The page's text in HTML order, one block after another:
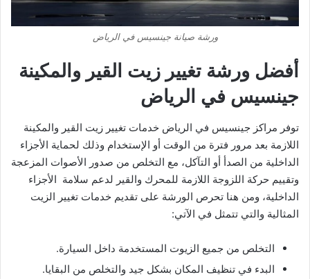
ورشة صيانة جينسيس في الرياض
أفضل ورشة تغيير زيت القير والمكينة
جينسيس في الرياض
توفر مراكز جينسيس في الرياض خدمات تغيير زيت القير والمكينة
اللازمة بعد مرور فترة من الوقت أو الإستخدام وذلك لحماية الأجزاء
الداخلية من الصدأ أو التآكل، مع التخلص من صدور الأصوات المزعجة
وتقييم حركة اللزوجة اللازمة للمحرك والقير لدعم سلامة الأجزاء
الداخلية، ومن هنا تحرص الورشة على تقديم خدمات تغيير الزيت
المثالية والتي تتمثل في الآتي:
التخلص من جميع الزيوت المستخدمة داخل السيارة.
البدء في تنظيف المكان بشكل جيد والتخلص من البقايا.